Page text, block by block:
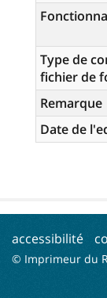
Type de
fichier de
Remarque
Date de
accessibilité
© Imprimeur du